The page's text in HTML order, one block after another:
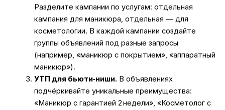
Разделите кампании по услугам: отдельная
кампания для маникюра, отдельная — для
косметологии. В каждой кампании создайте
группы объявлений под разные запросы
(например, «маникюр с покрытием», «аппаратный
маникюр»).
УТП для бьюти‑ниши. В объявлениях
подчёркивайте уникальные преимущества:
«Маникюр с гарантией 2 недели», «Косметолог с